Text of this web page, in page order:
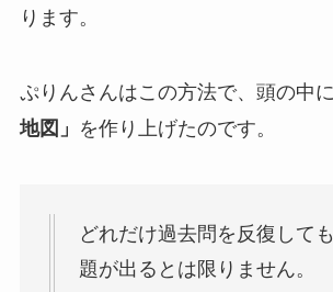
ります。
ぷりんさんはこの方法で、頭の中に
地図」 を作り上げたのです。
どれだけ過去問を反復して
題が出るとは限りません。